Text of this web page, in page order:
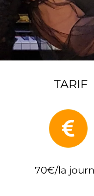
TARIF
70€/la